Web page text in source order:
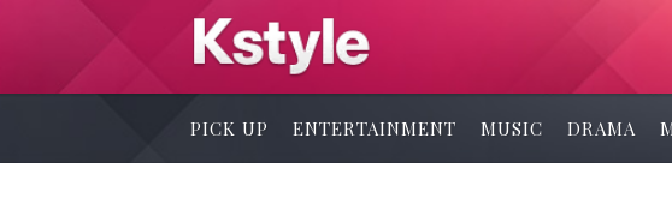
PICK UP ENTERTAINMENT MUSIC DRAMA